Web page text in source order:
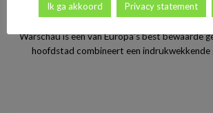
Polen’s bruisende
Warschau is een van Europa’s best bewaarde
hoofdstad combineert een indrukwekkende
Ik ga akkoord Privacy statement